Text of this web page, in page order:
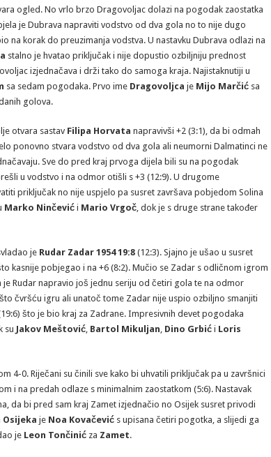
ogled. No vrlo brzo Dragovoljac dolazi na pogodak zaostatka
je Dubrava napraviti vodstvo od dva gola no to nije dugo
na korak do preuzimanja vodstva. U nastavku Dubrava odlazi na
stalno je hvatao priključak i nije dopustio ozbiljniju prednost
izjednačava i drži tako do samoga kraja. Najistaknutiji u
sa sedam pogodaka. Prvo ime Dragovoljca je Mijo Marčić sa
golova.
otvara sastav Filipa Horvata napravivši +2 (3:1), da bi odmah
ponovno stvara vodstvo od dva gola ali neumorni Dalmatinci ne
Sve do pred kraj prvoga dijela bili su na pogodak
u vodstvo i na odmor otišli s +3 (12:9). U drugome
priključak no nije uspjelo pa susret završava pobjedom Solina
Marko Ninčević i Mario Vrgoč , dok je s druge strane također
je Rudar Zadar 1954 19:8 (12:3). Sjajno je ušao u susret
kasnije pobjegao i na +6 (8:2). Mučio se Zadar s odličnom igrom
je Rudar napravio još jednu seriju od četiri gola te na odmor
čvršću igru ali unatoč tome Zadar nije uspio ozbiljno smanjiti
što je bio kraj za Zadrane. Impresivnih devet pogodaka
su Jakov Meštović Bartol Mikuljan Dino Grbić i Loris
4-0. Riječani su činili sve kako bi uhvatili priključak pa u završnici
i na predah odlaze s minimalnim zaostatkom (5:6). Nastavak
da bi pred sam kraj Zamet izjednačio no Osijek susret privodi
Osijeka je Noa Kovačević s upisana četiri pogotka, a slijedi ga
je Leon Tončinić za Zamet.